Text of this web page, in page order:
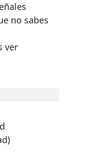
no sabes
ver